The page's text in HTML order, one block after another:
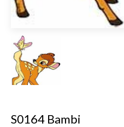
S0164 Bambi